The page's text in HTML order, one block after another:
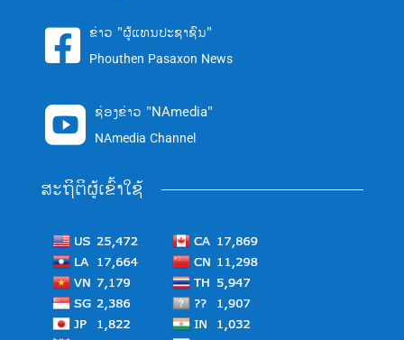
 ຂ່າວ "ຜູ້ແທນປະຊາຊົນ"
Phouthen Pasaxon News
 ຊ່ອງຂ່າວ "NAmedia"
NAmedia Channel
ສະຖິຕິຜູ້ເຂົ້າໃຊ້